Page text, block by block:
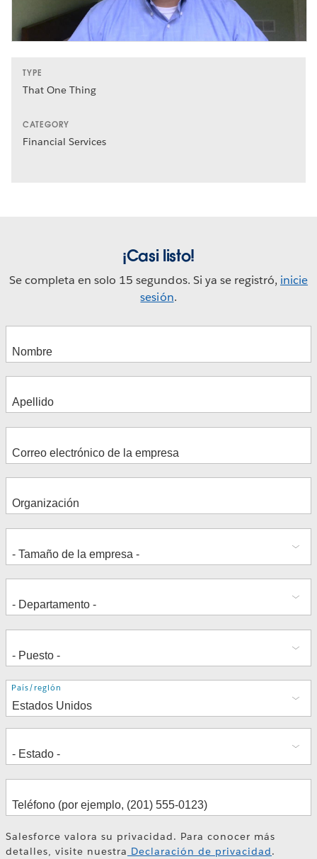
TYPE
That One Thing
CATEGORY
Financial Services
¡Casi listo!
Se completa en solo 15 segundos. Si ya se registró, inicie
sesión.
Dirección
País/región
Salesforce valora su privacidad. Para conocer más
detalles, visite nuestra Declaración de privacidad.